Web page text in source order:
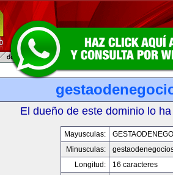
El dueño de este dominio lo
Mayusculas:
Minusculas:
Longitud:
16 caracteres